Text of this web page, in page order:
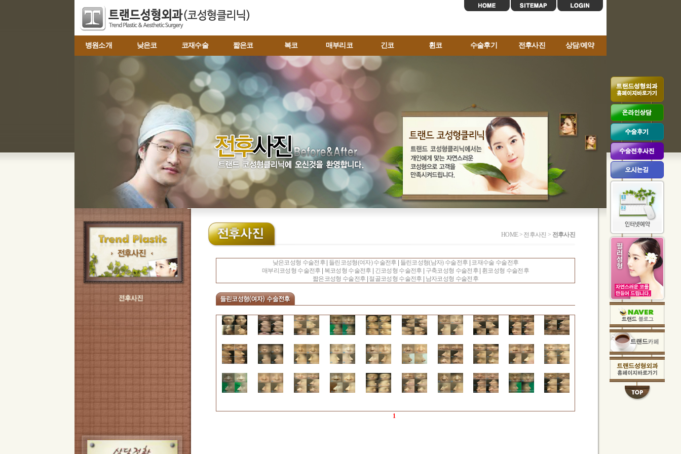
병원소개 낮은코 코재수술 짧은코 복코 매부리코 긴코 휜코 수술후기 전후사진 상담/예약
HOME > 전후사진 > 전후사진
낮은코성형 수술전후 들린코성형(여자) 수술전후 들린코성형(남자) 수술전후 코재수술 수술전후
매부리코성형 수술전후
복코성형 수술전후 긴코성형 수술전후 구축코성형 수술전후 휜코성형 수술전후
짧은코성형 수술전후 절골코성형 수술전후 남자코성형 수술전후
1